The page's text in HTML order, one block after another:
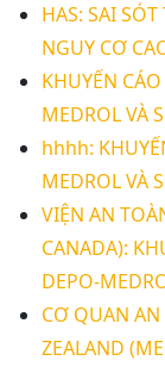
HAS: SAI
NGUY CƠ
KHUYẾN
MEDROL VÀ
hhhh:
MEDROL VÀ
VIỆN AN
CANADA):
DEPO-
CƠ QUAN AN
ZEALAND